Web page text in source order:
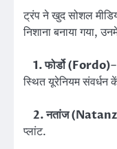
ट्रंप ने खुद सोशल
निशाना बनाया गया,
1. फोर्डो (Fordo)
स्थित यूरेनियम संवर्धन
2. नतांज
प्लांट.